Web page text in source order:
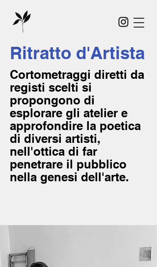
Ritratto d'Artista
Cortometraggi diretti da
registi scelti si
propongono di
esplorare gli atelier e
approfondire la poetica
di diversi artisti,
nell'ottica di far
penetrare il pubblico
nella genesi dell'arte.